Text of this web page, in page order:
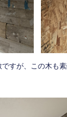
すが、この木も